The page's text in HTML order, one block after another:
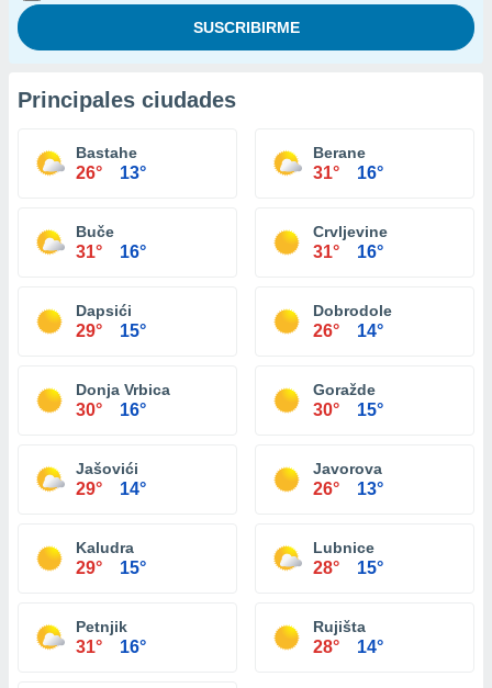
Principales ciudades
Bastahe
26° 13°
Berane
31° 16°
Buče
31° 16°
Crvljevine
31° 16°
Dapsići
29° 15°
Dobrodole
26° 14°
Donja Vrbica
30° 16°
Goražde
30° 15°
Jašovići
29° 14°
Javorova
26° 13°
Kaludra
29° 15°
Lubnice
28° 15°
Petnjik
31° 16°
Rujišta
28° 14°